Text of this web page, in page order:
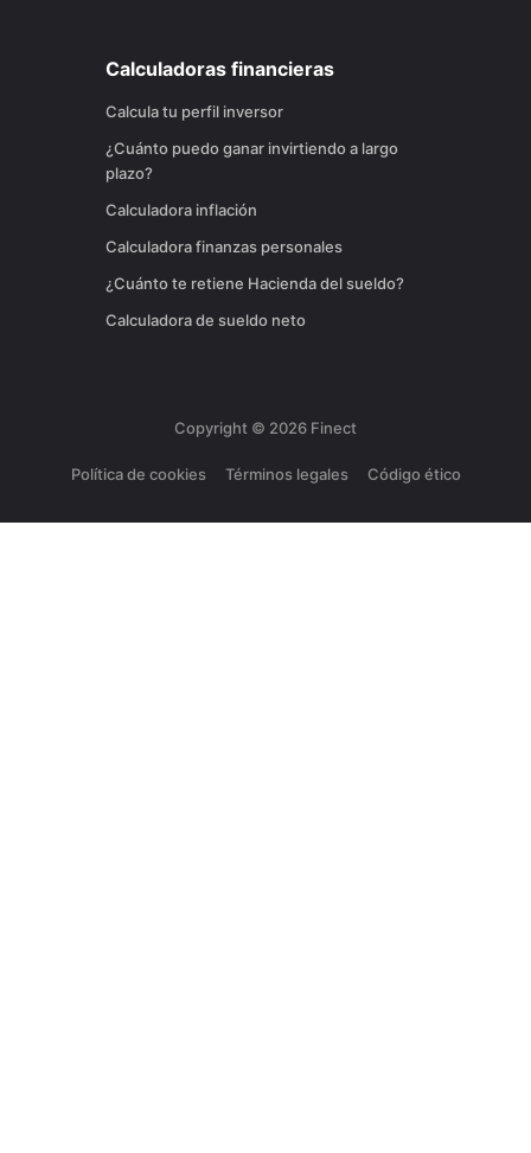
Calculadoras financieras
Calcula tu perfil inversor
¿Cuánto puedo ganar invirtiendo a largo
plazo?
Calculadora inflación
Calculadora finanzas personales
¿Cuánto te retiene Hacienda del sueldo?
Calculadora de sueldo neto
Copyright © 2026 Finect
Política de cookies Términos legales Código ético